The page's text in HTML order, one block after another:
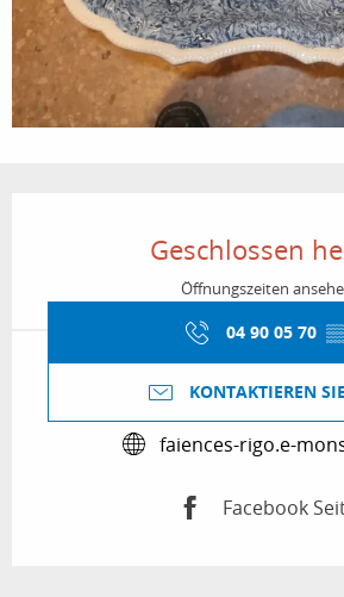
Geschlossen
Öffnungszeiten
04 90 05 70
KONTAKTIEREN
faiences-rigo.e-
Facebook